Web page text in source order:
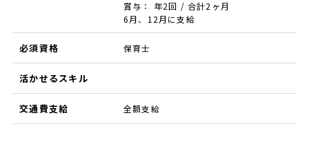
賞与： 年2回 / 合計2ヶ月
6月、12月に支給
必須資格 保育士
活かせるスキル
交通費支給 全額支給